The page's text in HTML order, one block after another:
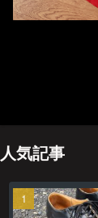
人気記事